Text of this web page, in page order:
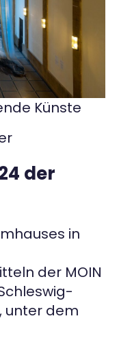
Künste
der
in
der MOIN
unter dem